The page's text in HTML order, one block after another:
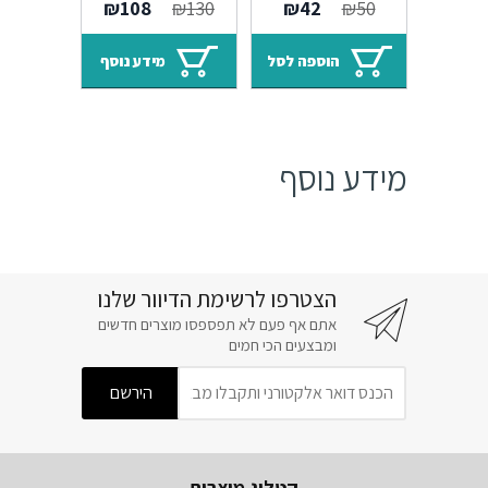
ברונזה פירנצה D1
₪50
המחיר
המקורי
היה:
₪50.
₪42
הנוכחי
הוא:
₪42.
הוספה לסל
160+192 מ"מ חום
עתיק Shape F23
₪130
המחיר
המקורי
היה:
₪130.
₪108
הנוכחי
הוא:
₪108.
מידע נוסף
מידע נוסף
הצטרפו לרשימת הדיוור שלנו
אתם אף פעם לא תפספסו מוצרים חדשים
ומבצעים הכי חמים